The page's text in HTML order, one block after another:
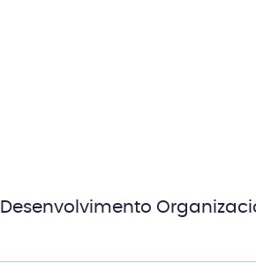
Desenvolvimento